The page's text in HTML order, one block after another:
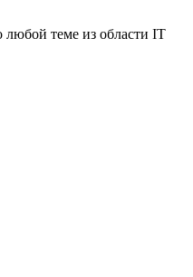
теме из области IT